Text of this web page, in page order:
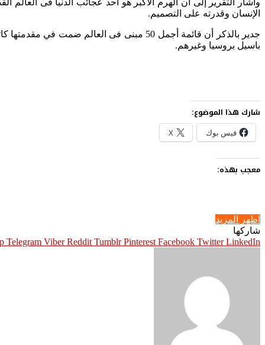
الإنسان وقدرته على التصميم.
جدير بالذكر أن قائمة أجمل 50 مبنى فى
باسيل بروسيا وغيرهم.
شارك هذا الموضوع:
فيس بوك X
معجب بهذه:
اظهر المزيد
شاركها
Facebook Twitter LinkedIn
Pinterest
Telegram Viber